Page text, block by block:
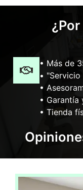
• Más de
• "Servicio
•
•
• Tienda